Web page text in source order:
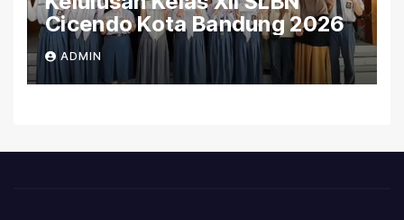
Cicendo Kota Bandung 2026
ADMIN